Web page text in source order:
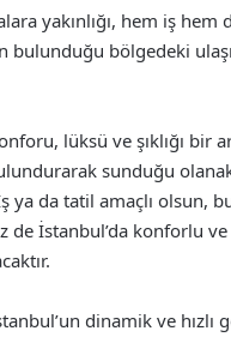
yakınlığı, hem iş
bulunduğu bölgedeki
lüksü ve şıklığı
sunduğu
ya da tatil amaçlı
de İstanbul’da konforlu
dinamik ve